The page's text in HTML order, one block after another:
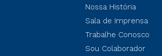
Nossa História
Sala de Imprensa
Trabalhe Conosco
Sou Colaborador